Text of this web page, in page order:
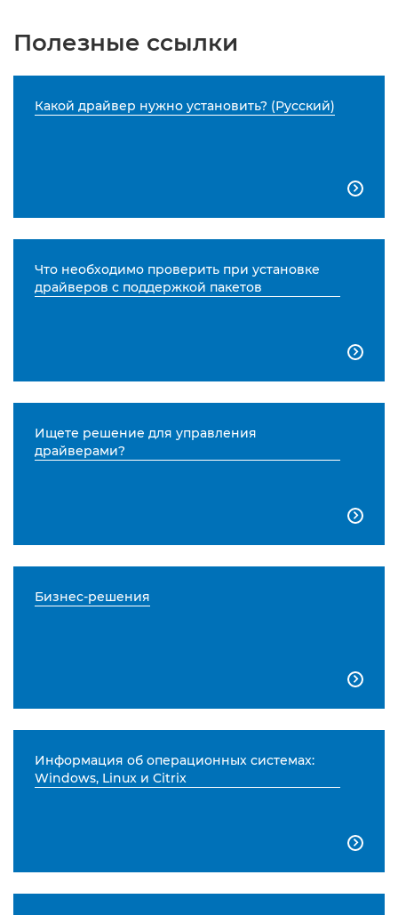
Полезные ссылки
Какой драйвер нужно установить? (Русский)

Что необходимо проверить при установке
драйверов с поддержкой пакетов

Ищете решение для управления
драйверами?

Бизнес-решения

Информация об операционных системах:
Windows, Linux и Citrix
